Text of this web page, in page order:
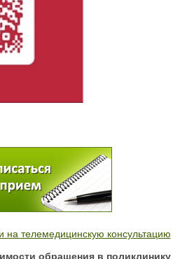
на телемедицинскую консультацию
обращения в поликлинику